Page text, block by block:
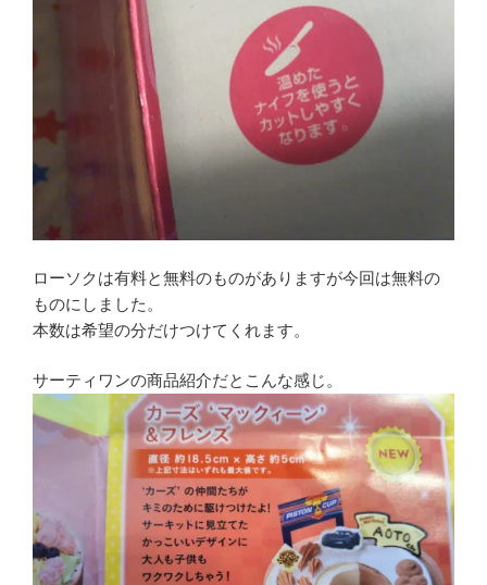
ローソクは有料と無料のものがありますが今回は無料の
ものにしました。
本数は希望の分だけつけてくれます。
サーティワンの商品紹介だとこんな感じ。